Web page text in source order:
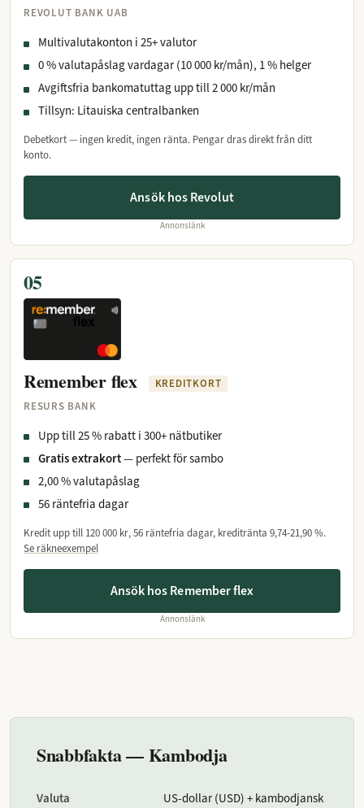
REVOLUT BANK UAB
Multivalutakonton i 25+ valutor
0 % valutapåslag vardagar (10 000 kr/mån), 1 % helger
Avgiftsfria bankomatuttag upp till 2 000 kr/mån
Tillsyn: Litauiska centralbanken
Debetkort — ingen kredit, ingen ränta. Pengar dras direkt från ditt
konto.
Ansök hos Revolut
Annonslänk
05
Remember flex
KREDITKORT
RESURS BANK
Upp till 25 % rabatt i 300+ nätbutiker
Gratis extrakort— perfekt för sambo
2,00 % valutapåslag
56 räntefria dagar
Kredit upp till 120 000 kr, 56 räntefria dagar, kreditränta 9,74-21,90 %.
Se räkneexempel
Ansök hos Remember flex
Annonslänk
Snabbfakta — Kambodja
Valuta
US-dollar (USD) + kambodjansk